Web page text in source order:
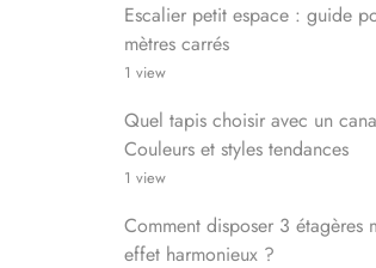
Escalier petit espace : guide
mètres carrés
1 view
Quel tapis choisir avec un
Couleurs et styles tendances
1 view
Comment disposer 3 étagères
effet harmonieux ?